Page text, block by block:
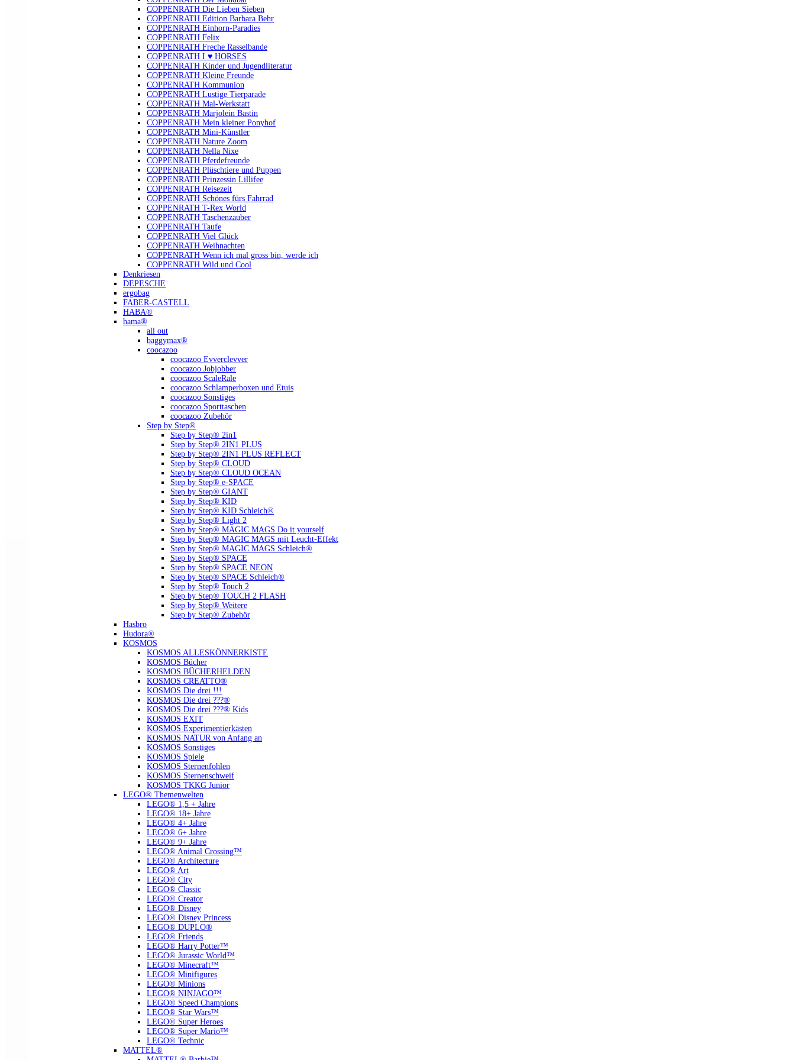
COPPENRATH Die Lieben Sieben
COPPENRATH Edition Barbara Behr
COPPENRATH Einhorn-Paradies
COPPENRATH Felix
COPPENRATH Freche Rasselbande
COPPENRATH I ♥ HORSES
COPPENRATH Kinder und Jugendliteratur
COPPENRATH Kleine Freunde
COPPENRATH Kommunion
COPPENRATH Lustige Tierparade
COPPENRATH Mal-Werkstatt
COPPENRATH Marjolein Bastin
COPPENRATH Mein kleiner Ponyhof
COPPENRATH Mini-Künstler
COPPENRATH Nature Zoom
COPPENRATH Nella Nixe
COPPENRATH Pferdefreunde
COPPENRATH Plüschtiere und Puppen
COPPENRATH Prinzessin Lillifee
COPPENRATH Reisezeit
COPPENRATH Schönes fürs Fahrrad
COPPENRATH T-Rex World
COPPENRATH Taschenzauber
COPPENRATH Taufe
COPPENRATH Viel Glück
COPPENRATH Weihnachten
COPPENRATH Wenn ich mal gross bin, werde ich
COPPENRATH Wild und Cool
Denkriesen
DEPESCHE
ergobag
FABER-CASTELL
HABA®
hama®
all out
baggymax®
coocazoo
coocazoo Evverclevver
coocazoo Jobjobber
coocazoo ScaleRale
coocazoo Schlamperboxen und Etuis
coocazoo Sonstiges
coocazoo Sporttaschen
coocazoo Zubehör
Step by Step®
Step by Step® 2in1
Step by Step® 2IN1 PLUS
Step by Step® 2IN1 PLUS REFLECT
Step by Step® CLOUD
Step by Step® CLOUD OCEAN
Step by Step® e-SPACE
Step by Step® GIANT
Step by Step® KID
Step by Step® KID Schleich®
Step by Step® Light 2
Step by Step® MAGIC MAGS Do it yourself
Step by Step® MAGIC MAGS mit Leucht-Effekt
Step by Step® MAGIC MAGS Schleich®
Step by Step® SPACE
Step by Step® SPACE NEON
Step by Step® SPACE Schleich®
Step by Step® Touch 2
Step by Step® TOUCH 2 FLASH
Step by Step® Weitere
Step by Step® Zubehör
Hasbro
Hudora®
KOSMOS
KOSMOS ALLESKÖNNERKISTE
KOSMOS Bücher
KOSMOS BÜCHERHELDEN
KOSMOS CREATTO®
KOSMOS Die drei !!!
KOSMOS Die drei ???®
KOSMOS Die drei ???® Kids
KOSMOS EXIT
KOSMOS Experimentierkästen
KOSMOS NATUR von Anfang an
KOSMOS Sonstiges
KOSMOS Spiele
KOSMOS Sternenfohlen
KOSMOS Sternenschweif
KOSMOS TKKG Junior
LEGO® Themenwelten
LEGO® 1,5 + Jahre
LEGO® 18+ Jahre
LEGO® 4+ Jahre
LEGO® 6+ Jahre
LEGO® 9+ Jahre
LEGO® Animal Crossing™
LEGO® Architecture
LEGO® Art
LEGO® City
LEGO® Classic
LEGO® Creator
LEGO® Disney
LEGO® Disney Princess
LEGO® DUPLO®
LEGO® Friends
LEGO® Harry Potter™
LEGO® Jurassic World™
LEGO® Minecraft™
LEGO® Minifigures
LEGO® Minions
LEGO® NINJAGO™
LEGO® Speed Champions
LEGO® Star Wars™
LEGO® Super Heroes
LEGO® Super Mario™
LEGO® Technic
MATTEL®